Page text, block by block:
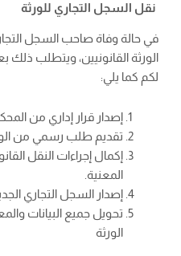
نقل السجل التجاري للورثة
في حالة وفاة صاحب السجل
الورثة القانونيين، ويتطلب
لكم كما يلي:
إصدار قرار إداري من
تقديم طلب رسمي من
إكمال إجراءات النقل
المعنية.
إصدار السجل التجاري
تحويل جميع البيانات
الورثة